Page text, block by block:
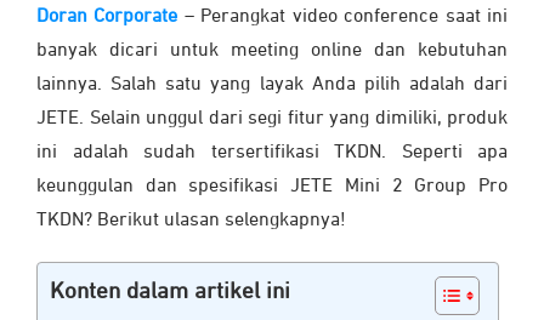
Doran Corporate – Perangkat video conference saat ini
banyak dicari untuk meeting online dan kebutuhan
lainnya. Salah satu yang layak Anda pilih adalah dari
JETE. Selain unggul dari segi fitur yang dimiliki, produk
ini adalah sudah tersertifikasi TKDN. Seperti apa
keunggulan dan spesifikasi JETE Mini 2 Group Pro
TKDN? Berikut ulasan selengkapnya!
Konten dalam artikel ini